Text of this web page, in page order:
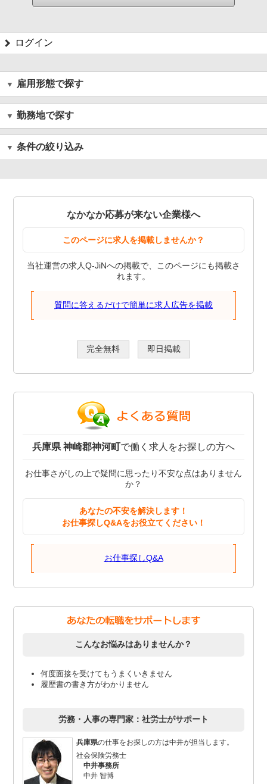
ログイン
雇用形態で探す
勤務地で探す
条件の絞り込み
なかなか応募が来ない企業様へ
このページに求人を掲載しませんか？
当社運営の求人Q-JiNへの掲載で、このページにも掲載さ
れます。
質問に答えるだけで簡単に求人広告を掲載
完全無料 即日掲載
兵庫県 神崎郡神河町で働く求人をお探しの方へ
お仕事さがしの上で疑問に思ったり不安な点はありません
か？
あなたの不安を解決します！
お仕事探しQ&Aをお役立てください！
お仕事探しQ&A
こんなお悩みはありませんか？
何度面接を受けてもうまくいきません
履歴書の書き方がわかりません
労務・人事の専門家：社労士がサポート
兵庫県の仕事をお探しの方は中井が担当します。
社会保険労務士
中井事務所
中井 智博